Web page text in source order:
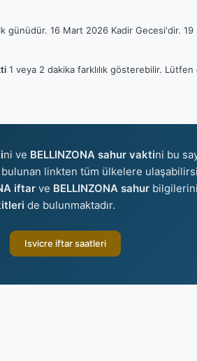
günüdür. 16 Mart 2026 Kadir Gecesi'dir.
1 veya 2 dakika farklılık gösterebilir. Lütfen
ni ve BELLINZONA sahur vaktini bu
linkten tüm ülkelere
iftarve BELLINZONA sahur
de bulunmaktadır.
Isvicre iftar saatleri